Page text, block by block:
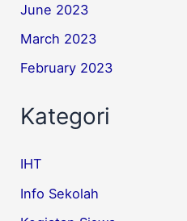
June 2023
March 2023
February 2023
Kategori
IHT
Info Sekolah